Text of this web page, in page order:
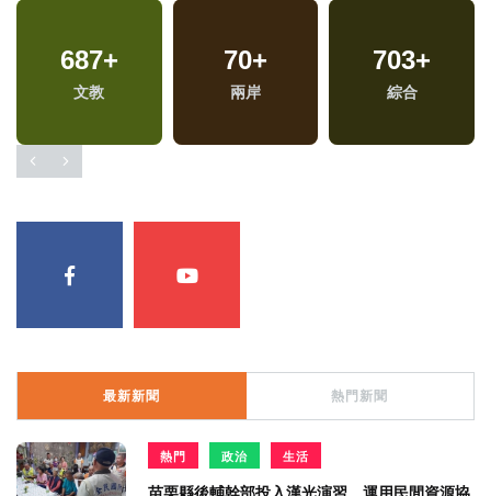
687+
文教
70+
兩岸
703+
綜合
259+
藝文
1119+
政治
39+
最新新聞 熱門新聞
熱門 政治 生活